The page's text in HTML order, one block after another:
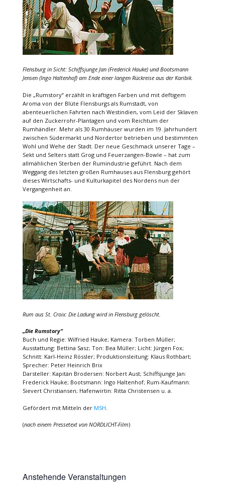
Flensburg in Sicht: Schiffsjunge Jan (Frederick Hauke) und Bootsmann
Jensen (Ingo Haltenhof) am Ende einer langen Rückreise aus der Karibik.
Die „Rumstory“ erzählt in kräftigen Farben und mit deftigem
Aroma von der Blüte Flensburgs als Rumstadt, von
abenteuerlichen Fahrten nach Westindien, vom Leid der Sklaven
auf den Zuckerrohr-Plantagen und vom Reichtum der
Rumhändler. Mehr als 30 Rumhäuser wurden im 19. Jahrhundert
zwischen Südermarkt und Nordertor betrieben und bestimmten
Wohl und Wehe der Stadt. Der neue Geschmack unserer Tage –
Sekt und Selters statt Grog und Feuerzangen-Bowle – hat zum
allmählichen Sterben der Rumindustrie geführt. Nach dem
Weggang des letzten großen Rumhauses aus Flensburg gehört
dieses Wirtschafts- und Kulturkapitel des Nordens nun der
Vergangenheit an.
Rum aus St. Croix: Die Ladung wird in Flensburg gelöscht.
„Die Rumstory“
Buch und Regie: Wilfried Hauke; Kamera: Torben Müller;
Ausstattung: Bettina Sasz; Ton: Bea Müller; Licht: Jürgen Fox;
Schnitt: Karl-Heinz Rössler; Produktionsleitung: Klaus Rothbart;
Sprecher: Peter Heinrich Brix
Darsteller: Kapitän Brodersen: Norbert Aust; Schiffsjunge Jan:
Frederick Hauke; Bootsmann: Ingo Haltenhof; Rum-Kaufmann:
Sievert Christiansen; Hafenwirtin: Ritta Christensen u. a.
Gefördert mit Mitteln der MSH
(nach einem Pressetext von NORDLICHT-Film)
Anstehende Veranstaltungen